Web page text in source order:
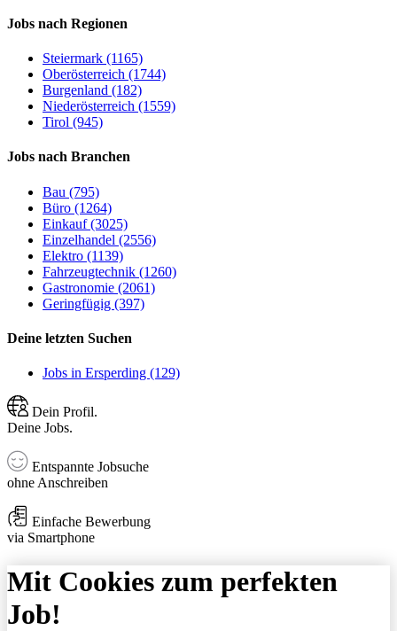
Jobs nach Regionen
Steiermark (1165)
Oberösterreich (1744)
Burgenland (182)
Niederösterreich (1559)
Tirol (945)
Jobs nach Branchen
Bau (795)
Büro (1264)
Einkauf (3025)
Einzelhandel (2556)
Elektro (1139)
Fahrzeugtechnik (1260)
Gastronomie (2061)
Geringfügig (397)
Deine letzten Suchen
Jobs in Ersperding (129)
Dein Profil.
Deine Jobs.
Entspannte Jobsuche
ohne Anschreiben
Einfache Bewerbung
via Smartphone
Mit Cookies zum perfekten
Job!